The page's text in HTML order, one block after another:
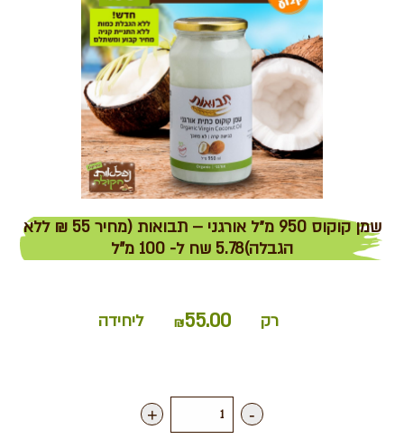
שמן קוקוס 950 מ״ל אורגני – תבואות (מחיר 55 ₪ ללא
הגבלה)5.78 שח ל- 100 מ"ל
רק ₪55.00 ליחידה
-
+